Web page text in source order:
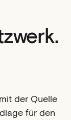
der Quelle
für den